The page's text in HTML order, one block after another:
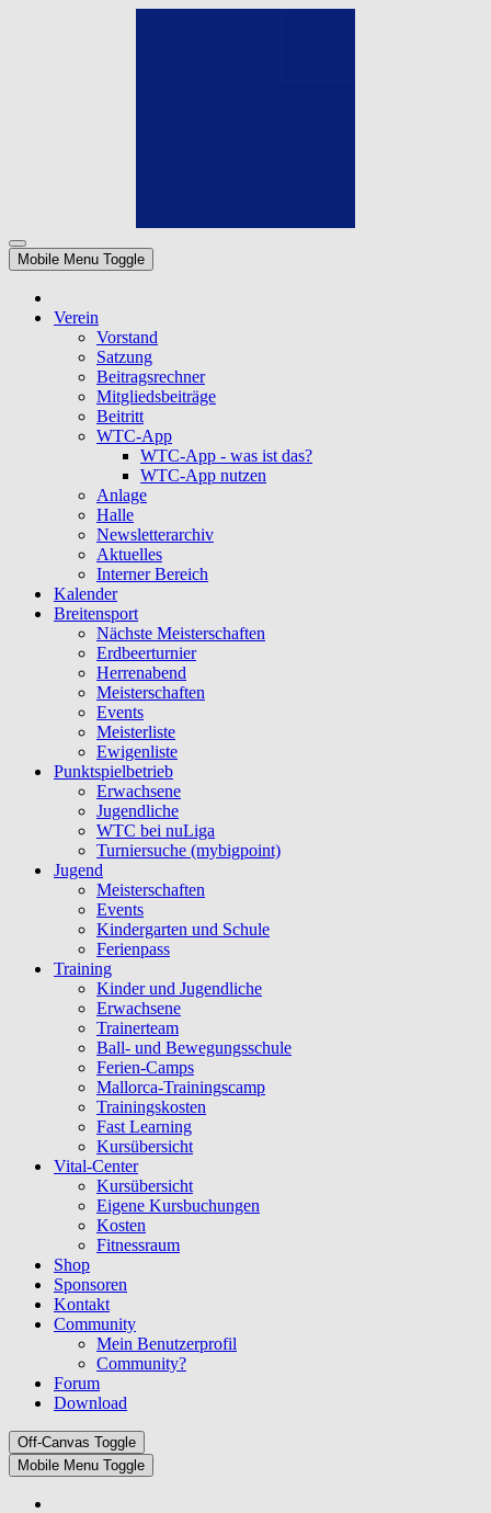
Mobile Menu Toggle
Verein
Vorstand
Satzung
Beitragsrechner
Mitgliedsbeiträge
Beitritt
WTC-App
WTC-App - was ist das?
WTC-App nutzen
Anlage
Halle
Newsletterarchiv
Aktuelles
Interner Bereich
Kalender
Breitensport
Nächste Meisterschaften
Erdbeerturnier
Herrenabend
Meisterschaften
Events
Meisterliste
Ewigenliste
Punktspielbetrieb
Erwachsene
Jugendliche
WTC bei nuLiga
Turniersuche (mybigpoint)
Jugend
Meisterschaften
Events
Kindergarten und Schule
Ferienpass
Training
Kinder und Jugendliche
Erwachsene
Trainerteam
Ball- und Bewegungsschule
Ferien-Camps
Mallorca-Trainingscamp
Trainingskosten
Fast Learning
Kursübersicht
Vital-Center
Kursübersicht
Eigene Kursbuchungen
Kosten
Fitnessraum
Shop
Sponsoren
Kontakt
Community
Mein Benutzerprofil
Community?
Forum
Download
Off-Canvas Toggle
Mobile Menu Toggle